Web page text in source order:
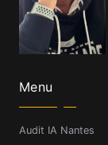
Menu
Audit IA Nantes